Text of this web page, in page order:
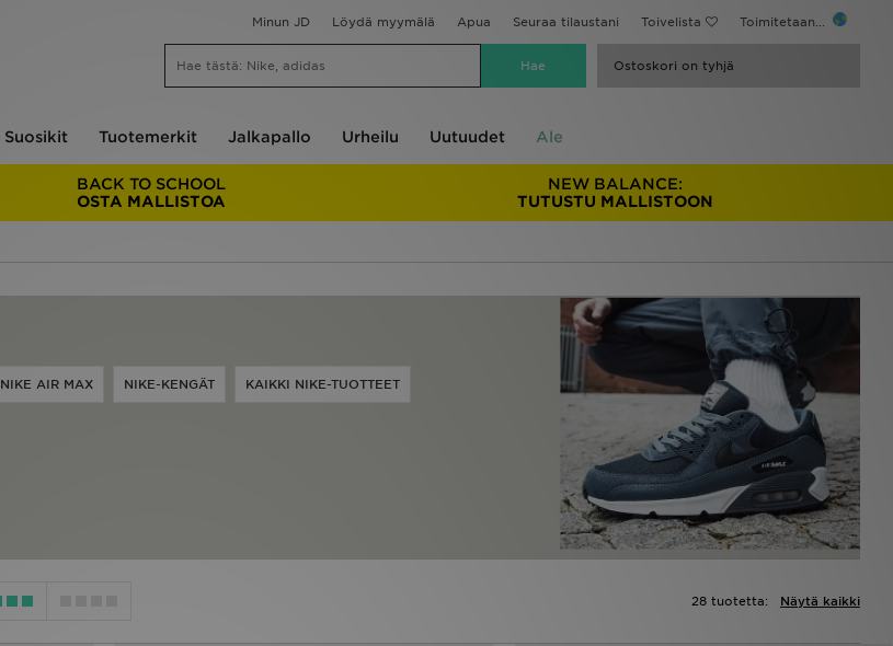
Minun JD Löydä myymälä Apua Seuraa tilaustani Toivelista Toimitetaan...
Ostoskori on tyhjä
Suosikit Tuotemerkit Jalkapallo Urheilu Uutuudet Ale
BACK TO SCHOOL
OSTA MALLISTOA
NEW BALANCE:
TUTUSTU MALLISTOON
NIKE AIR MAX NIKE-KENGÄT KAIKKI NIKE-TUOTTEET
Näytä kaikki
28 tuotetta: